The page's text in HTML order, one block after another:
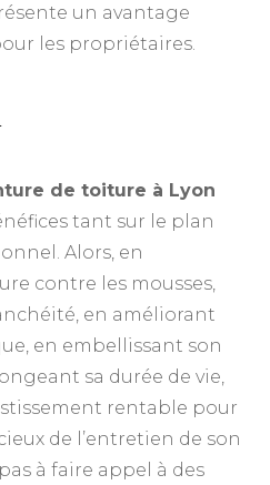
un avantage
les propriétaires.
de toiture à Lyon
tant sur le plan
Alors, en
contre les mousses,
en améliorant
en embellissant son
sa durée de vie,
rentable pour
de l’entretien de son
à faire appel à des